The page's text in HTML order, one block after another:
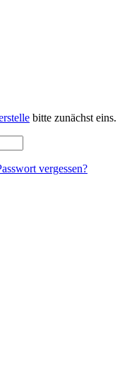
bitte zunächst eins.
vergessen?